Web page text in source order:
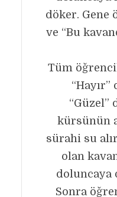
döker. Gene
ve “Bu
Tüm
“Hayır”
“Güzel”
kürsünün
sürahi su
olan
doluncaya
Sonra